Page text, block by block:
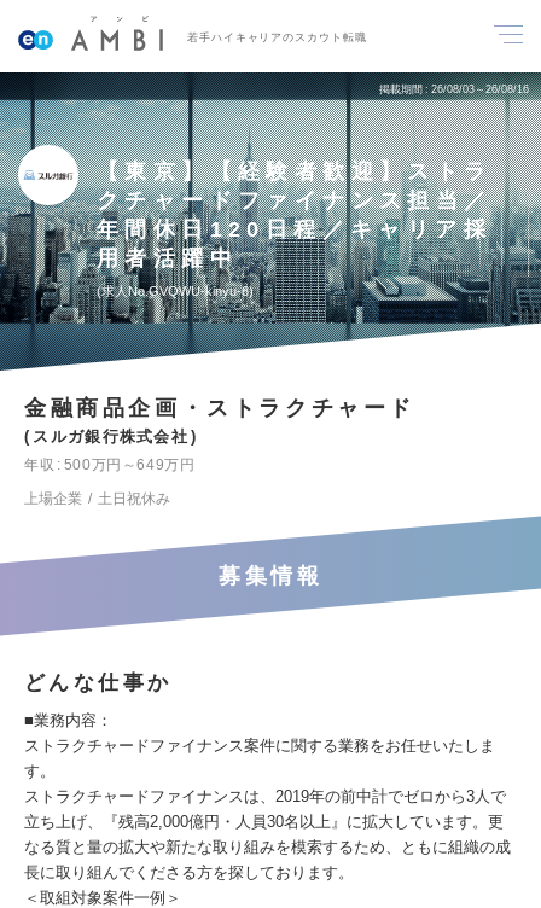
若手ハイキャリアのスカウト転職
掲載期間 26/08/03～26/08/16
【東京】【経験者歓迎】ストラ
クチャードファイナンス担当／
年間休日120日程／キャリア採
用者活躍中
求人No.GVQWU-kinyu-6
金融商品企画・ストラクチャード
スルガ銀行株式会社
年収
500万円～649万円
上場企業
土日祝休み
募集情報
どんな仕事か
■業務内容：
ストラクチャードファイナンス案件に関する業務をお任せいたしま
す。
ストラクチャードファイナンスは、2019年の前中計でゼロから3人で
立ち上げ、『残高2,000億円・人員30名以上』に拡大しています。更
なる質と量の拡大や新たな取り組みを模索するため、ともに組織の成
長に取り組んでくださる方を探しております。
＜取組対象案件一例＞